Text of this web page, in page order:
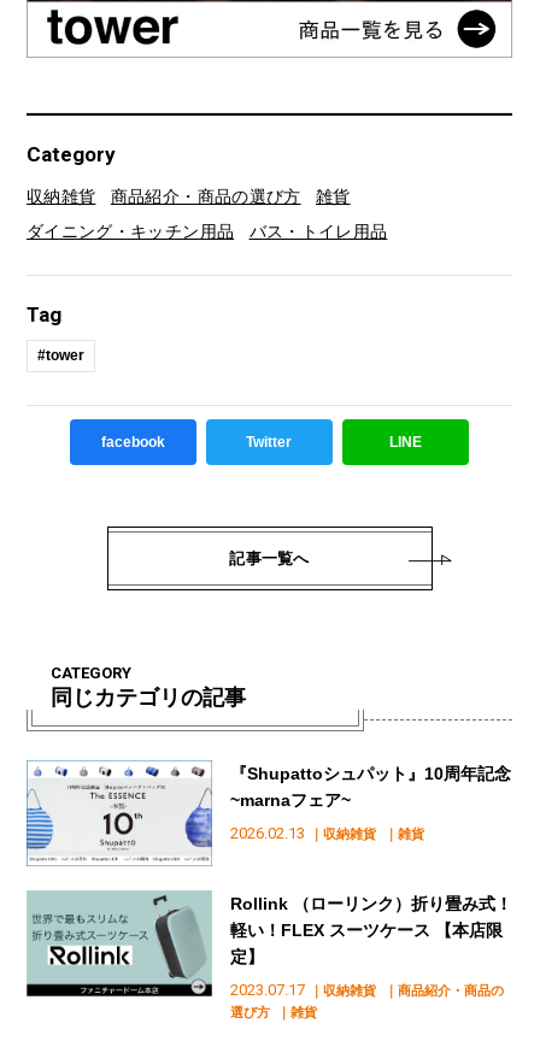
Category
収納雑貨 商品紹介・商品の選び方
雑貨
ダイニング・キッチン用品
バス・トイレ用品
Tag
#tower
facebook Twitter LINE
記事一覧へ
CATEGORY
同じカテゴリの記事
2026.02.13 ｜収納雑貨 ｜雑貨
『Shupattoシュパット』10周年記念
~marnaフェア~
2023.07.17 ｜収納雑貨
｜商品紹介・商品の
選び方
｜雑貨
Rollink （ローリンク）折り畳み式！
軽い！FLEX スーツケース 【本店限
定】